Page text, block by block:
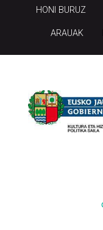
HONI BURUZ
ARAUAK